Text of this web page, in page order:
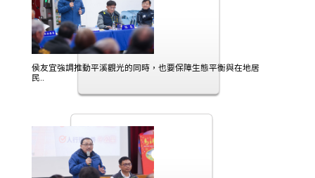
侯友宜強調推動平溪觀光的同時，也要保障生態平衡與在地居
民..